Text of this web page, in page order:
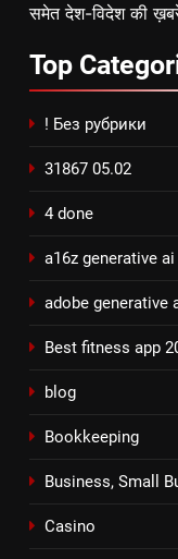
समेत देश-विदेश की ख़बरें
Top
! Без рубрики
31867 05.02
4 done
a16z generative ai
adobe generative
Best fitness app
blog
Bookkeeping
Business, Small
Casino